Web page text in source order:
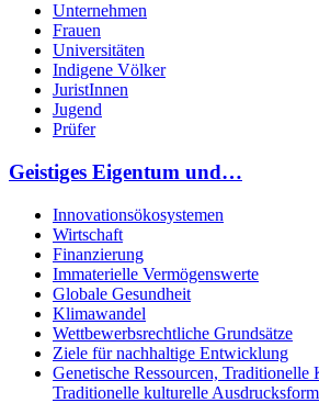
Unternehmen
Frauen
Universitäten
Indigene Völker
JuristInnen
Jugend
Prüfer
Geistiges Eigentum und…
Innovationsökosystemen
Wirtschaft
Finanzierung
Immaterielle Vermögenswerte
Globale Gesundheit
Klimawandel
Wettbewerbsrechtliche Grundsätze
Ziele für nachhaltige Entwicklung
Genetische Ressourcen, Traditionelle
Traditionelle kulturelle